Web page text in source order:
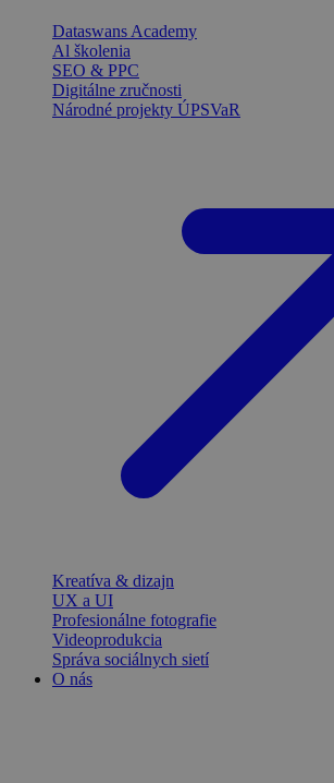
Dataswans Academy
Al školenia
SEO & PPC
Digitálne zručnosti
Národné projekty ÚPSVaR
Kreatíva & dizajn
UX a UI
Profesionálne fotografie
Videoprodukcia
Správa sociálnych sietí
O nás